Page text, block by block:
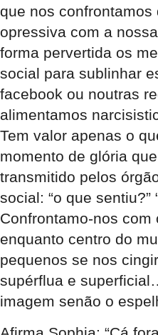
que nos confrontamos
opressiva com a
forma pervertida os
social para sublinhar
facebook ou noutras
alimentamos
Tem valor apenas o
momento de glória
transmitido pelos
social: “o que sentiu?”
Confrontamo-nos com
enquanto centro do
pequenos se nos
supérflua e
imagem senão o